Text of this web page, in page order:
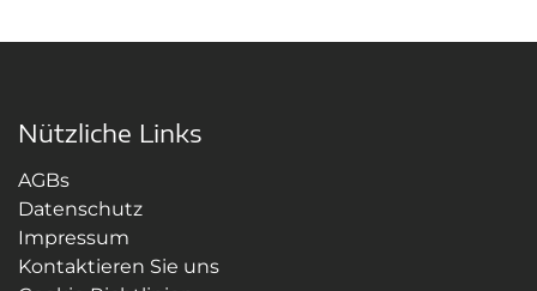
Nützliche Links
AGBs
Datenschutz
Impressum
Kontaktieren Sie uns